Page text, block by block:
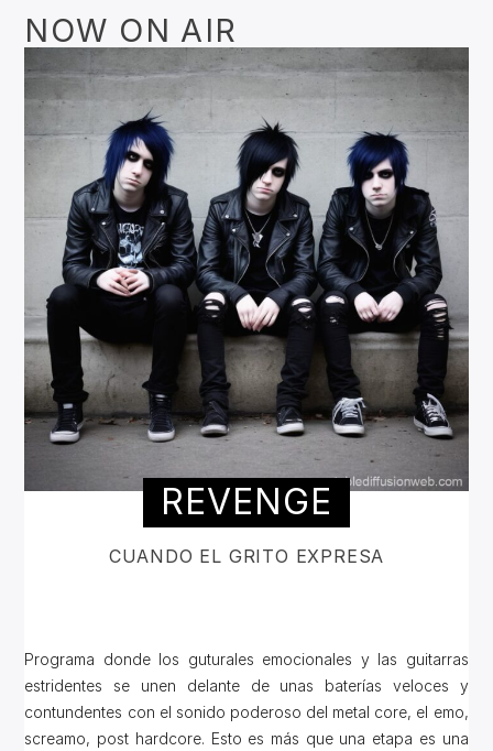
NOW ON AIR
REVENGE
CUANDO EL GRITO EXPRESA
Programa donde los guturales emocionales y las guitarras
estridentes se unen delante de unas baterías veloces y
contundentes con el sonido poderoso del metal core, el emo,
screamo, post hardcore. Esto es más que una etapa es una